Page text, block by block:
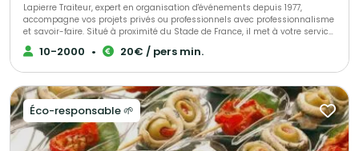
Lapierre Traiteur, expert en organisation d'événements depuis 1977,
accompagne vos projets privés ou professionnels avec professionnalisme
et savoir-faire. Situé à proximité du Stade de France, il met à votre service
une cuisine traditionnelle et d'exception, élaborée à partir de produits frais
et locaux. Grâce à une équipe de collaborateurs expérimentés, Lapierre
sociales.
10-2000 • 20€ / pers min.
Éco-responsable 🌱